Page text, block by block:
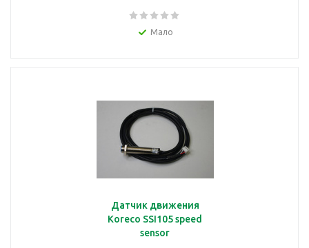
Мало
Датчик движения
Koreco SSI105 speed
sensor